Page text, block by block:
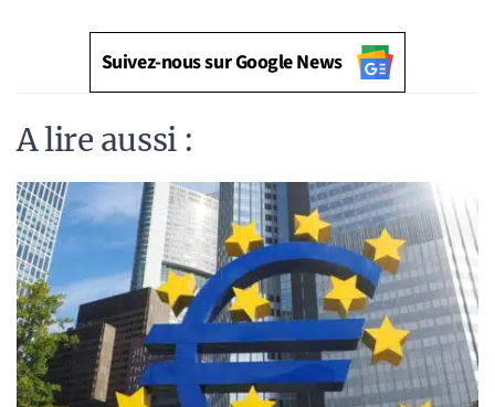
Suivez-nous sur Google News
A lire aussi :